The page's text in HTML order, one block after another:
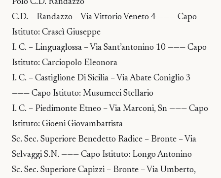
Polo C.D. Randazzo
C.D. – Randazzo – Via Vittorio Veneto 4 ——— Capo
Istituto: Crascì Giuseppe
I. C. – Linguaglossa – Via Sant’antonino 10 ——— Capo
Istituto: Carciopolo Eleonora
I. C. – Castiglione Di Sicilia – Via Abate Coniglio 3
——— Capo Istituto: Musumeci Stellario
I. C. – Piedimonte Etneo – Via Marconi, Sn ——— Capo
Istituto: Gioeni Giovambattista
Sc. Sec. Superiore Benedetto Radice – Bronte – Via
Selvaggi S.N. ——— Capo Istituto: Longo Antonino
Sc. Sec. Superiore Capizzi – Bronte – Via Umberto,